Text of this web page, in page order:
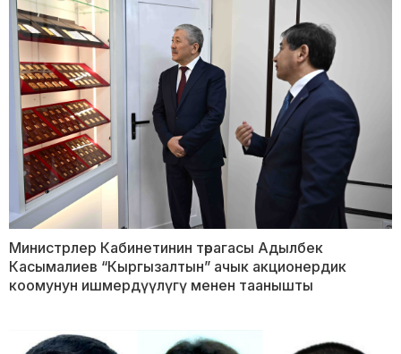
Министрлер Кабинетинин төрагасы Адылбек
Касымалиев “Кыргызалтын” ачык акционердик
коомунун ишмердүүлүгү менен таанышты